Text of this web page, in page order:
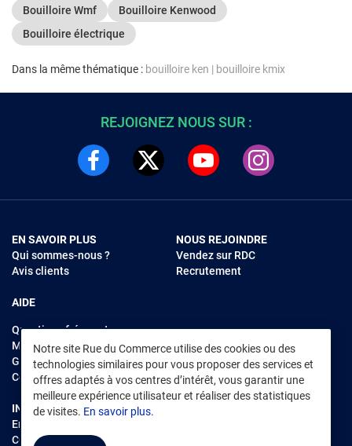
Bouilloire Wmf
Bouilloire Kenwood
Bouilloire électrique
Dans la même thématique : bouilloire ken | bouilloire kmix
Notre site Rue du Commerce utilise des cookies ou des
technologies similaires pour vous proposer des services et
offres adaptés à vos centres d’intérêt, vous garantir une
meilleure expérience utilisateur et réaliser des statistiques
de visites. En savoir plus.
REJOIGNEZ NOUS SUR :
EN SAVOIR PLUS
Qui sommes-nous ?
Avis clients
AIDE
Questions fréquentes
Modes de règlements
Garantie et retours
Contacter Rue du Commerce
NOUS REJOINDRE
Vendez sur RDC
Recrutement
INFORMATIONS LÉGALES
Environnement
CGV /CGU Marketplace